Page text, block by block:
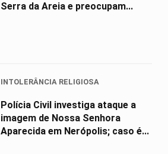
Serra da Areia e preocupam...
INTOLERÂNCIA RELIGIOSA
Polícia Civil investiga ataque a
imagem de Nossa Senhora
Aparecida em Nerópolis; caso é...